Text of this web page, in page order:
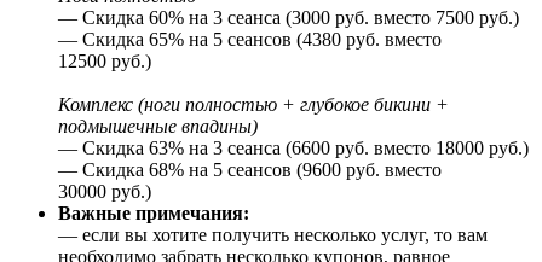
— Скидка 60% на 3 сеанса (3000 руб. вместо 7500 руб.)
— Скидка 65% на 5 сеансов (4380 руб. вместо
12500 руб.)
Комплекс (ноги полностью + глубокое бикини +
подмышечные впадины)
— Скидка 63% на 3 сеанса (6600 руб. вместо 18000 руб.)
— Скидка 68% на 5 сеансов (9600 руб. вместо
30000 руб.)
Важные примечания:
— если вы хотите получить несколько услуг, то вам
необходимо забрать несколько купонов, равное